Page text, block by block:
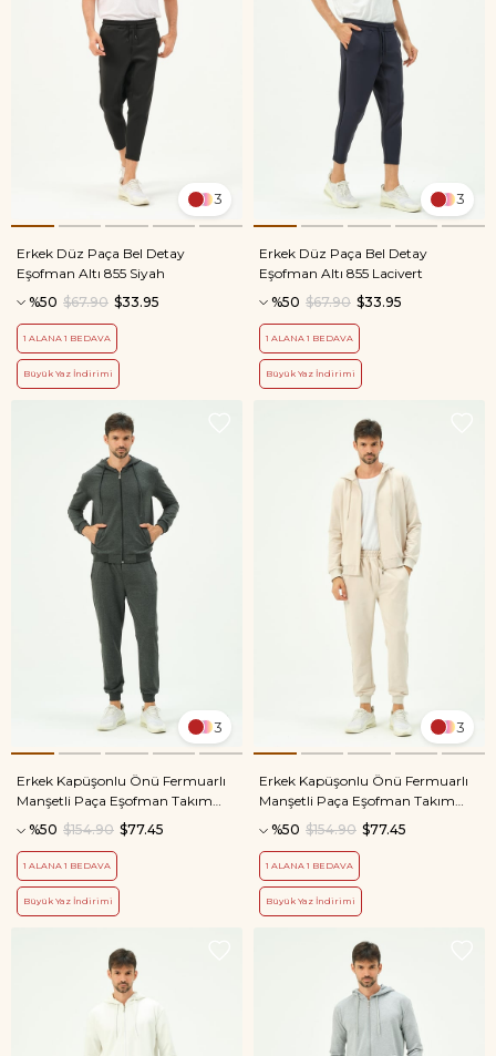
3
Erkek Düz Paça Bel Detay
Eşofman Altı 855 Siyah
%50
$33.95
$67.90
1 ALANA 1 BEDAVA
Büyük Yaz İndirimi
3
Erkek Düz Paça Bel Detay
Eşofman Altı 855 Lacivert
%50
$33.95
$67.90
1 ALANA 1 BEDAVA
Büyük Yaz İndirimi
3
Erkek Kapüşonlu Önü Fermuarlı
Manşetli Paça Eşofman Takım
8702 Antrasit
%50 $77.45
$154.90
1 ALANA 1 BEDAVA
Büyük Yaz İndirimi
3
Erkek Kapüşonlu Önü Fermuarlı
Manşetli Paça Eşofman Takım
8702 Bej
%50 $77.45
$154.90
1 ALANA 1 BEDAVA
Büyük Yaz İndirimi